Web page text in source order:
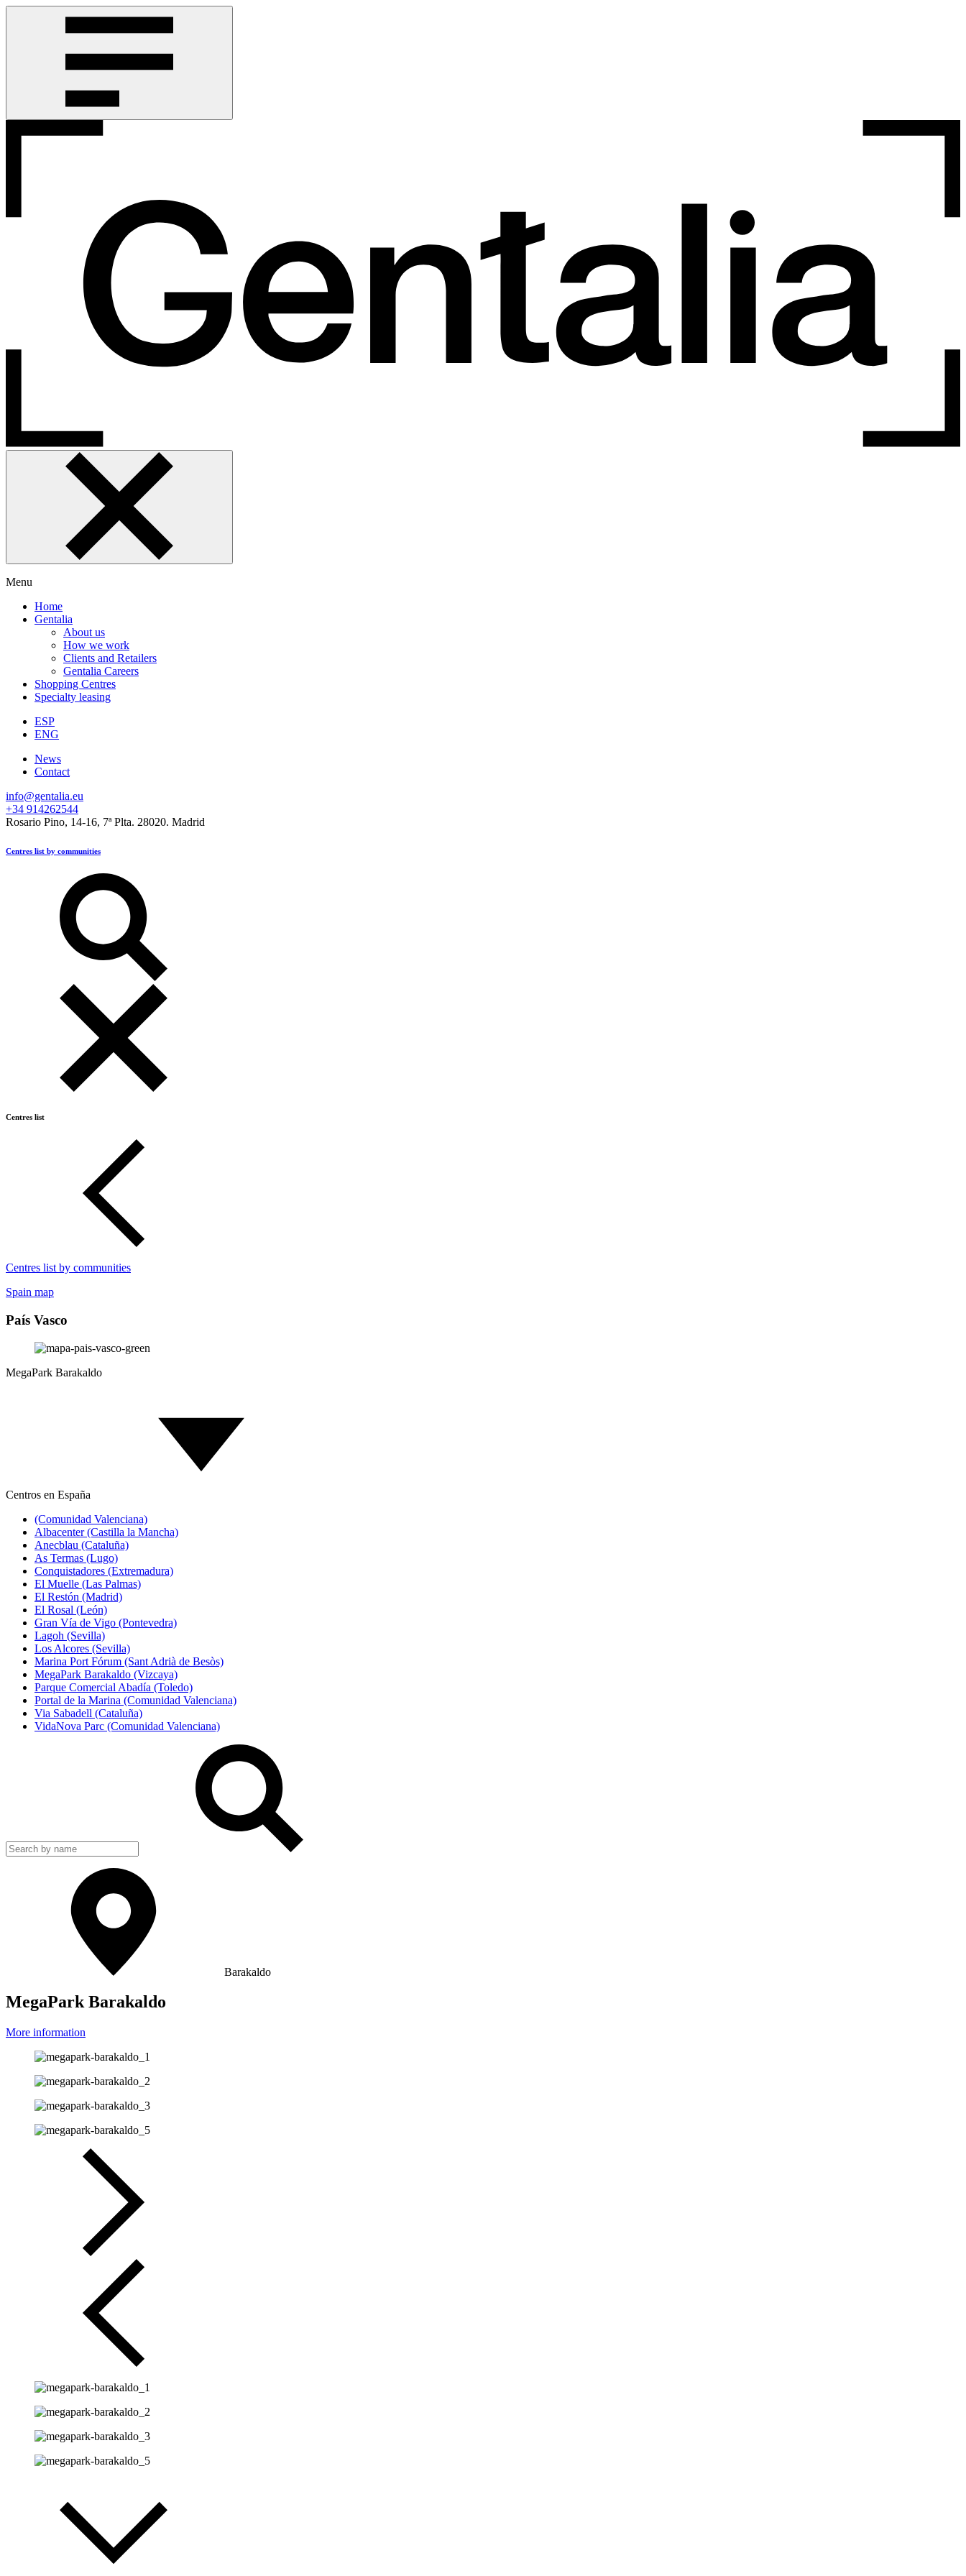
Menu
Home
Gentalia
About us
How we work
Clients and Retailers
Gentalia Careers
Shopping Centres
Specialty leasing
ESP
ENG
News
Contact
info@gentalia.eu
+34 914262544
Rosario Pino, 14-16, 7ª Plta. 28020. Madrid
Centres list by communities
Centres list
Centres list by communities
Spain map
País Vasco
MegaPark Barakaldo
Centros en España
(Comunidad Valenciana)
Albacenter (Castilla la Mancha)
Anecblau (Cataluña)
As Termas (Lugo)
Conquistadores (Extremadura)
El Muelle (Las Palmas)
El Restón (Madrid)
El Rosal (León)
Gran Vía de Vigo (Pontevedra)
Lagoh (Sevilla)
Los Alcores (Sevilla)
Marina Port Fórum (Sant Adrià de Besòs)
MegaPark Barakaldo (Vizcaya)
Parque Comercial Abadía (Toledo)
Portal de la Marina (Comunidad Valenciana)
Via Sabadell (Cataluña)
VidaNova Parc (Comunidad Valenciana)
Barakaldo
MegaPark Barakaldo
More information